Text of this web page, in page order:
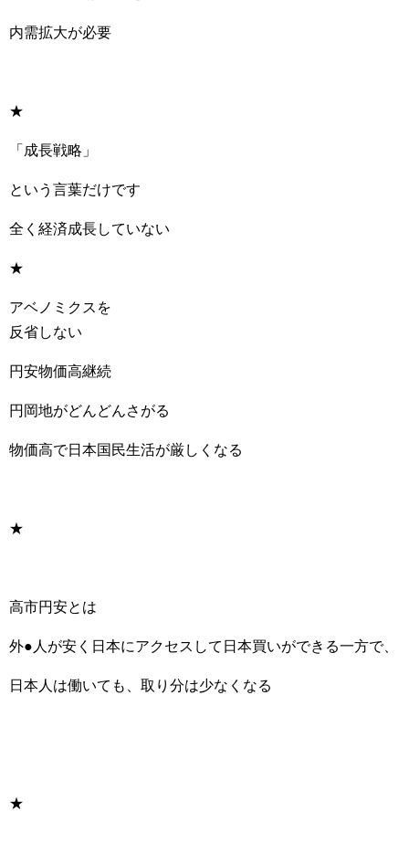
内需拡大が必要
★
「成長戦略」
という言葉だけです
全く経済成長していない
★
アベノミクスを
反省しない
円安物価高継続
円岡地がどんどんさがる
物価高で日本国民生活が厳しくなる
★
高市円安とは
外●人が安く日本にアクセスして日本買いができる一方で、
日本人は働いても、取り分は少なくなる
★